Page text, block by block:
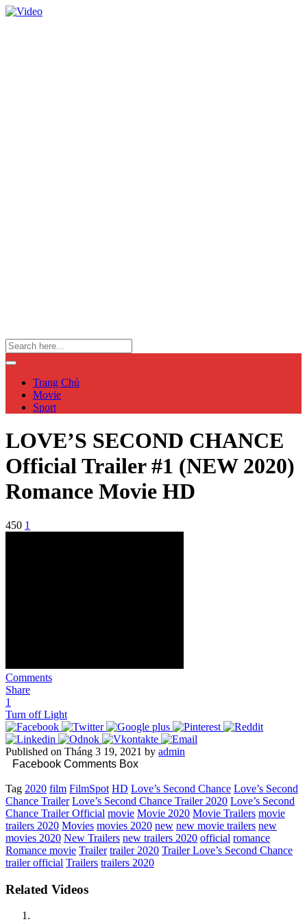
Trang Chủ
Movie
Sport
LOVE’S SECOND CHANCE
Official Trailer #1 (NEW 2020)
Romance Movie HD
450 1
Comments
Share
1
Turn off Light
Published on Tháng 3 19, 2021 by admin
Facebook Comments Box
Tag 2020 film FilmSpot HD Love’s Second Chance Love’s Second
Chance Trailer Love’s Second Chance Trailer 2020 Love’s Second
Chance Trailer Official movie Movie 2020 Movie Trailers movie
trailers 2020 Movies movies 2020 new new movie trailers new
movies 2020 New Trailers new trailers 2020 official romance
Romance movie Trailer trailer 2020 Trailer Love’s Second Chance
trailer official Trailers trailers 2020
Related Videos